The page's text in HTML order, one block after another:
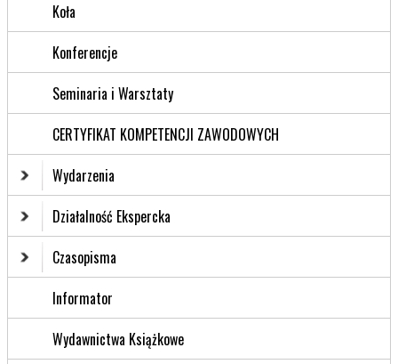
Koła
Konferencje
Seminaria i Warsztaty
CERTYFIKAT KOMPETENCJI ZAWODOWYCH
Wydarzenia
Działalność Ekspercka
Czasopisma
Informator
Wydawnictwa Książkowe